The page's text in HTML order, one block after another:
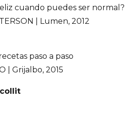
cuando puedes ser normal?
| Lumen, 2012
paso a paso
| Grijalbo, 2015